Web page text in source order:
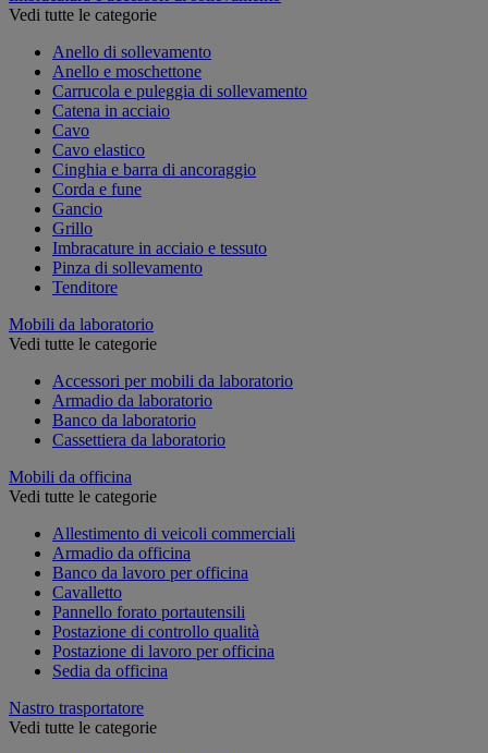
Vedi tutte le categorie
Anello di sollevamento
Anello e moschettone
Carrucola e puleggia di sollevamento
Catena in acciaio
Cavo
Cavo elastico
Cinghia e barra di ancoraggio
Corda e fune
Gancio
Grillo
Imbracature in acciaio e tessuto
Pinza di sollevamento
Tenditore
Mobili da laboratorio
Vedi tutte le categorie
Accessori per mobili da laboratorio
Armadio da laboratorio
Banco da laboratorio
Cassettiera da laboratorio
Mobili da officina
Vedi tutte le categorie
Allestimento di veicoli commerciali
Armadio da officina
Banco da lavoro per officina
Cavalletto
Pannello forato portautensili
Postazione di controllo qualità
Postazione di lavoro per officina
Sedia da officina
Nastro trasportatore
Vedi tutte le categorie